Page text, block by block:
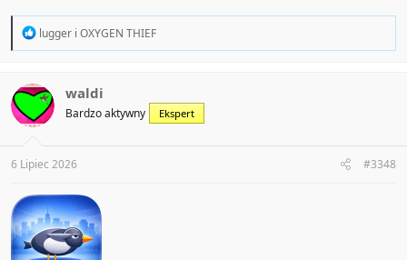
R
t
i
o
s
:
lugger i OXYGEN THIEF
waldi
Bardzo aktywny Ekspert
6 Lipiec 2026 #3348